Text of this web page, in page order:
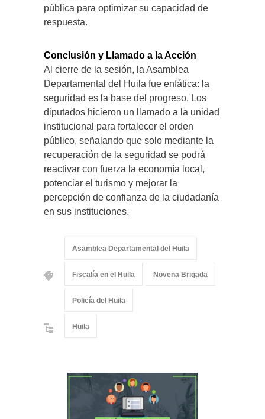
pública para optimizar su capacidad de
respuesta.
Conclusión y Llamado a la Acción
Al cierre de la sesión, la Asamblea
Departamental del Huila fue enfática: la
seguridad es la base del progreso. Los
diputados hicieron un llamado a la unidad
institucional para fortalecer el orden
público, señalando que solo mediante la
recuperación de la seguridad se podrá
reactivar con fuerza la economía local,
potenciar el turismo y mejorar la
percepción de confianza de la ciudadanía
en sus instituciones.
Asamblea Departamental del Huila
Fiscalía en el Huila Novena Brigada
Policía del Huila
Huila